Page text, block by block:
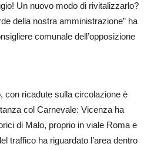
Un nuovo modo di rivitalizzarlo?
della nostra amministrazione” ha
comunale dell’opposizione
con ricadute sulla circolazione è
col Carnevale: Vicenza ha
di Malo, proprio in viale Roma e
traffico ha riguardato l’area dentro